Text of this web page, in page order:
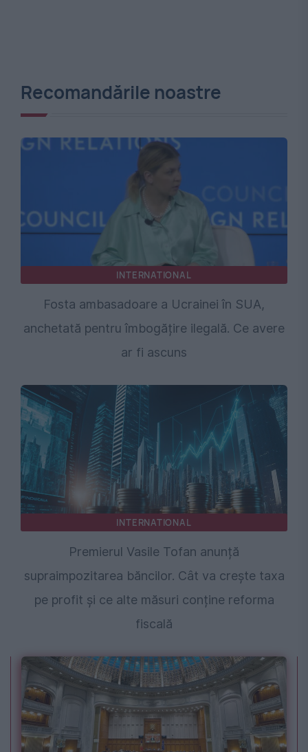
Recomandările noastre
INTERNATIONAL
Fosta ambasadoare a Ucrainei în SUA,
anchetată pentru îmbogățire ilegală. Ce avere
ar fi ascuns
INTERNATIONAL
Premierul Vasile Tofan anunță
supraimpozitarea băncilor. Cât va crește taxa
pe profit și ce alte măsuri conține reforma
fiscală